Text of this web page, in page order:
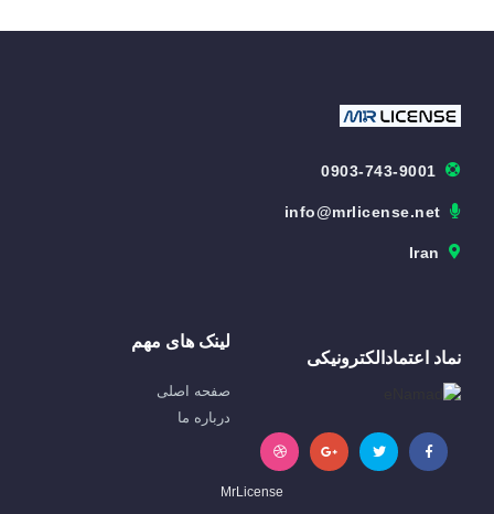
0903-743-9001
info@mrlicense.net
Iran
لینک های مهم
صفحه اصلی
درباره ما
نماد اعتمادالکترونیکی
MrLicense